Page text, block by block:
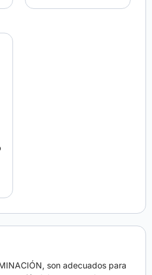
son adecuados para